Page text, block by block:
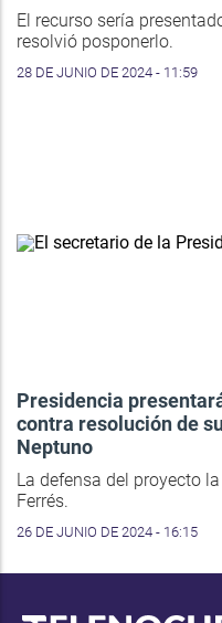
El recurso sería
resolvió posponerlo.
28 DE JUNIO DE 2024 - 11:59
Presidencia
contra resolución de
Neptuno
La defensa del proyecto
Ferrés.
26 DE JUNIO DE 2024 - 16:15